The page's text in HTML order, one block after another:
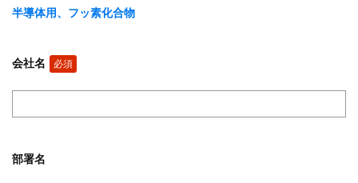
半導体用、フッ素化合物
会社名 必須
部署名